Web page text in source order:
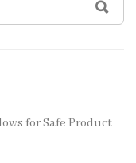
for Safe Product